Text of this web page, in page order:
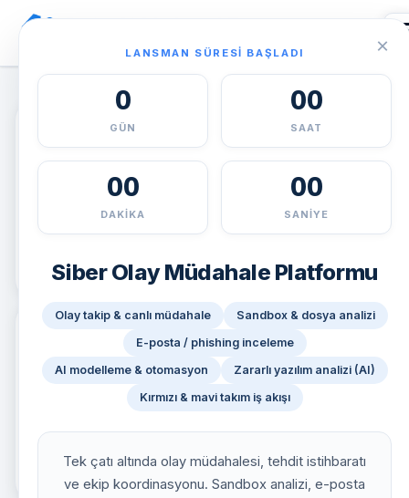
×
LANSMAN SÜRESI BAŞLADI
0
GÜN
00
SAAT
00
DAKIKA
00
SANIYE
Siber Olay Müdahale Platformu
Olay takip & canlı müdahale
Sandbox & dosya analizi
E-posta / phishing inceleme
AI modelleme & otomasyon
Zararlı yazılım analizi (AI)
Kırmızı & mavi takım iş akışı
Tek çatı altında olay müdahalesi, tehdit istihbaratı
ve ekip koordinasyonu. Sandbox analizi, e-posta
Siber Olay Müdahale Topluluğu
SOM platform · aktif hesaplar
929.672
IP · Domain · Hash · E-posta